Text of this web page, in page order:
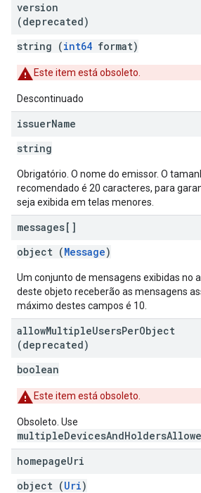
version
(deprecated)
string (int64 format)
Este item está obsoleto.
Descontinuado
issuerName
string
Obrigatório. O nome do emissor. O
recomendado é 20 caracteres, para
seja exibida em telas menores.
messages[]
object (Message)
Um conjunto de mensagens exibidas no
deste objeto receberão as mensagens
máximo destes campos é 10.
allowMultipleUsersPerObject
(deprecated)
boolean
Este item está obsoleto.
Obsoleto. Use
homepageUri
object (Uri)